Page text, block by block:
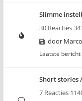
Slimme
30 Reacties
door
Laatste
Short stories
7 Reacties